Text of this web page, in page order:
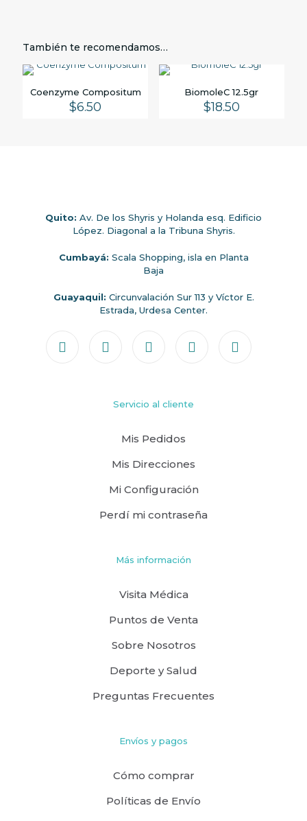
También te recomendamos…
Coenzyme Compositum
$6.50
BiomoleC 12.5gr
$18.50
Quito: Av. De los Shyris y Holanda esq. Edificio
López. Diagonal a la Tribuna Shyris.
Cumbayá: Scala Shopping, isla en Planta
Baja
Guayaquil: Circunvalación Sur 113 y Víctor E.
Estrada, Urdesa Center.
Servicio al cliente
Mis Pedidos
Mis Direcciones
Mi Configuración
Perdí mi contraseña
Más información
Visita Médica
Puntos de Venta
Sobre Nosotros
Deporte y Salud
Preguntas Frecuentes
Envíos y pagos
Cómo comprar
Políticas de Envío